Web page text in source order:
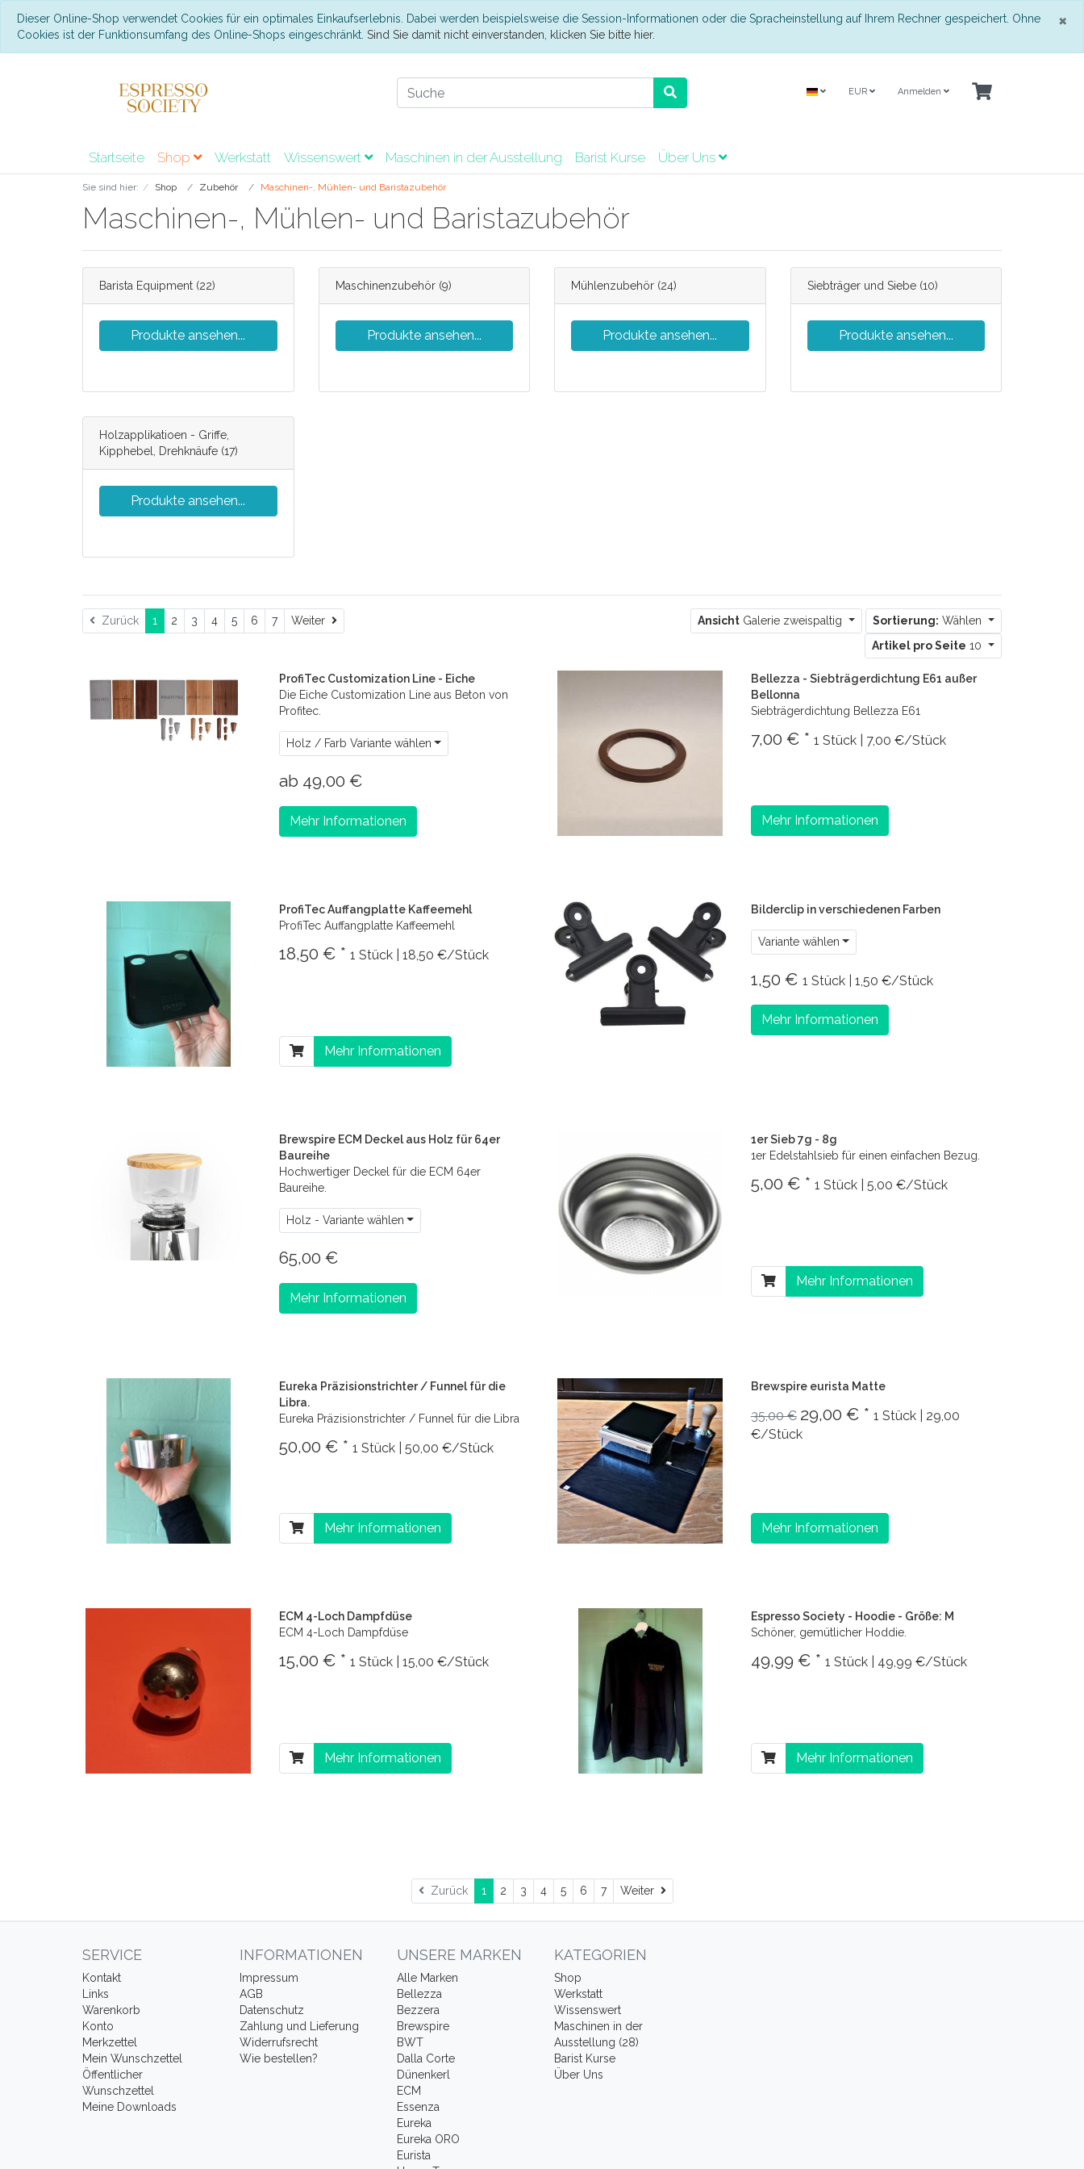
×
Dieser Online-Shop verwendet Cookies für ein optimales Einkaufserlebnis. Dabei werden beispielsweise die Session-Informationen oder die Spracheinstellung auf Ihrem Rechner gespeichert. Ohne
Cookies ist der Funktionsumfang des Online-Shops eingeschränkt. Sind Sie damit nicht einverstanden, klicken Sie bitte hier.
EUR Anmelden
Startseite Shop Werkstatt Wissenswert Maschinen in der Ausstellung Barist Kurse Über Uns
Sie sind hier: Shop Zubehör Maschinen-, Mühlen- und Baristazubehör
Maschinen-, Mühlen- und Baristazubehör
Barista Equipment (22)
Produkte ansehen...
Maschinenzubehör(9)
Produkte ansehen...
Mühlenzubehör (24)
Produkte ansehen...
Siebträger und Siebe(10)
Produkte ansehen...
Holzapplikatioen - Griffe,
Kipphebel, Drehknäufe (17)
Produkte ansehen...
Zurück 1 2 3 4 5 6 7 Weiter Weiter Ansicht Galerie zweispaltig Sortierung: Wählen
Artikel pro Seite 10
ProfiTec Customization Line - Eiche
Die Eiche Customization Line aus Beton von
Profitec.
Holz / Farb Variante wählen
ab 49,00 €
Mehr Informationen
Bellezza - Siebträgerdichtung E61 außer
Bellonna
Siebträgerdichtung Bellezza E61
7,00 € * 1 Stück | 7,00 €/Stück
Mehr Informationen
ProfiTec Auffangplatte Kaffeemehl
ProfiTec Auffangplatte Kaffeemehl
18,50 € * 1 Stück | 18,50 €/Stück
Mehr Informationen
Bilderclip in verschiedenen Farben
Variante wählen
1,50 € 1 Stück | 1,50 €/Stück
Mehr Informationen
Brewspire ECM Deckel aus Holz für 64er
Baureihe
Hochwertiger Deckel für die ECM 64er
Baureihe.
Holz - Variante wählen
65,00 €
Mehr Informationen
1er Sieb 7g - 8g
1er Edelstahlsieb für einen einfachen Bezug.
5,00 € * 1 Stück | 5,00 €/Stück
Mehr Informationen
Eureka Präzisionstrichter / Funnel für die
Libra.
Eureka Präzisionstrichter / Funnel für die Libra
50,00 € * 1 Stück | 50,00 €/Stück
Mehr Informationen
Brewspire eurista Matte
35,00 € 29,00 € * 1 Stück | 29,00
€/Stück
Mehr Informationen
ECM 4-Loch Dampfdüse
ECM 4-Loch Dampfdüse
15,00 € * 1 Stück | 15,00 €/Stück
Mehr Informationen
Espresso Society - Hoodie - Größe: M
Schöner, gemütlicher Hoddie.
49,99 € * 1 Stück | 49,99 €/Stück
Mehr Informationen
Zurück 1 2 3 4 5 6 7 Weiter Weiter
SERVICE
Kontakt
Links
Warenkorb
Konto
Merkzettel
Mein Wunschzettel
Öffentlicher
Wunschzettel
Meine Downloads
INFORMATIONEN
Impressum
AGB
Datenschutz
Zahlung und Lieferung
Widerrufsrecht
Wie bestellen?
UNSERE MARKEN
Alle Marken
Bellezza
Bezzera
Brewspire
BWT
Dalla Corte
Dünenkerl
ECM
Essenza
Eureka
Eureka ORO
Eurista
KATEGORIEN
Shop
Werkstatt
Wissenswert
Maschinen in der
Ausstellung (28)
Barist Kurse
Über Uns